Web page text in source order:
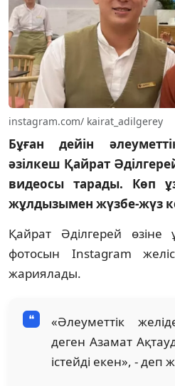
instagram.com/ kairat_adilgerey
Бұған дейін
әзілкеш Қайрат
видеосы тарады. Көп
жұлдызымен жүзбе-жүз
Қайрат Әділгерей өзіне
фотосын Instagram
жариялады.
«Әлеуметтік
деген Азамат
істейді екен», - деп